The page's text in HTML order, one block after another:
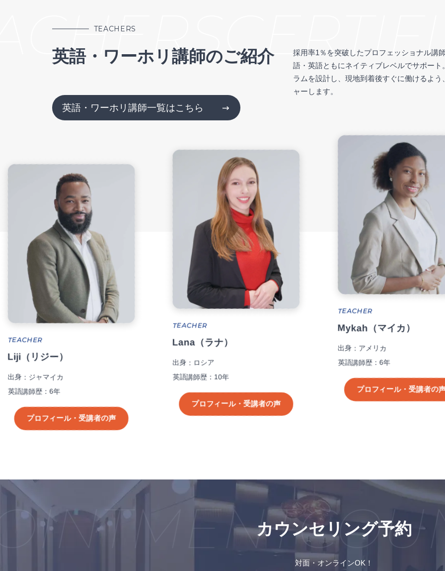
TEACHERS
英語・ワーホリ講師のご紹介
英語・ワーホリ講師一覧はこちら
採用率1％を突破したプロフェッショナル講
語・英語ともにネイティブレベルでサポー
ラムを設計し、現地到着後すぐに働けるよ
ャーします。
ジー）
マイカ
：6年
フィール・受講者の声
Lana（ラナ）
出身：ロシア
英語講師歴：10年
プロフィール・受講者の声
Mykah（マイカ）
出身：アメリカ
英語講師歴：6年
プロフィール・受講者の声
カウンセリング予約
対面・オンラインOK！